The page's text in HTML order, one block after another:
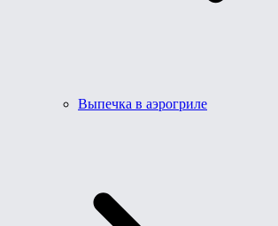
Выпечка в аэрогриле